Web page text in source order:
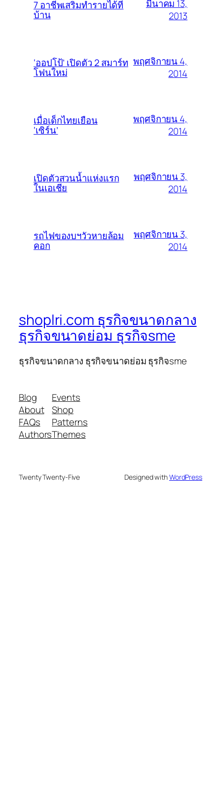
7 อาชีพเสริมทำรายได้ที่
บ้าน
มีนาคม 13,
2013
‘ออปโป้’ เปิดตัว 2 สมาร์ท
โฟนใหม่
พฤศจิกายน 4,
2014
เมื่อเด็กไทยเยือน
‘เซิร์น’
พฤศจิกายน 4,
2014
เปิดตัวสวนน้ำแห่งแรก
ในเอเชีย
พฤศจิกายน 3,
2014
รถไฟของบฯวัวหายล้อม
คอก
พฤศจิกายน 3,
2014
shoplri.com ธุรกิจขนาดกลาง
ธุรกิจขนาดย่อม ธุรกิจsme
ธุรกิจขนาดกลาง ธุรกิจขนาดย่อม ธุรกิจsme
Blog
About
FAQs
Authors
Events
Shop
Patterns
Themes
Twenty Twenty-Five Designed withWordPress